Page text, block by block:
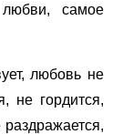
самое
любовь не
не гордится,
раздражается,